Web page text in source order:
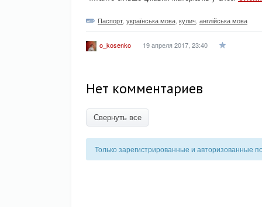
Паспорт українська мова кулич англійська мова
o_kosenko 19 апреля 2017, 23:40
Нет комментариев
Свернуть все
Только зарегистрированные и авторизованные